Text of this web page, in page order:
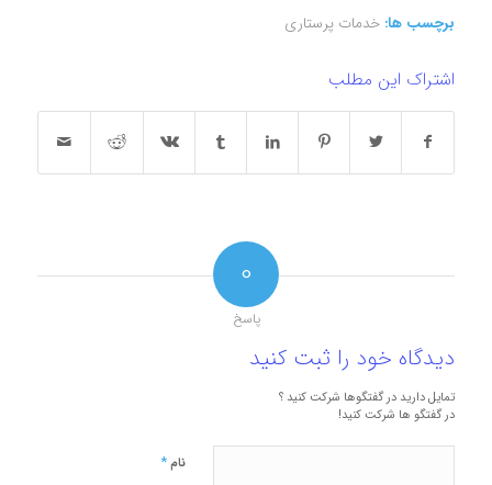
برچسب ها: خدمات پرستاری
اشتراک این مطلب
0
پاسخ
دیدگاه خود را ثبت کنید
تمایل دارید در گفتگوها شرکت کنید ؟
در گفتگو ها شرکت کنید!
نام*